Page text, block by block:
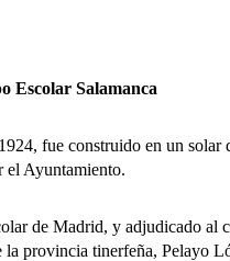
Escolar Salamanca
fue construido en un solar
el Ayuntamiento.
Madrid, y adjudicado al
provincia tinerfeña, Pelayo